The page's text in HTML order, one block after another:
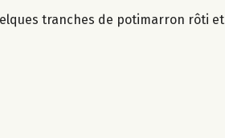
tranches de potimarron rôti et